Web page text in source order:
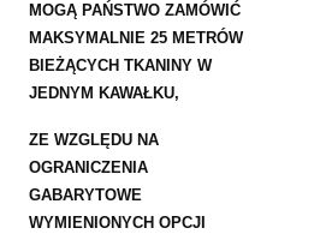
MOGĄ PAŃSTWO ZAMÓWIĆ
MAKSYMALNIE 25 METRÓW
BIEŻĄCYCH TKANINY W
JEDNYM KAWAŁKU,
ZE WZGLĘDU NA
OGRANICZENIA
GABARYTOWE
WYMIENIONYCH OPCJI